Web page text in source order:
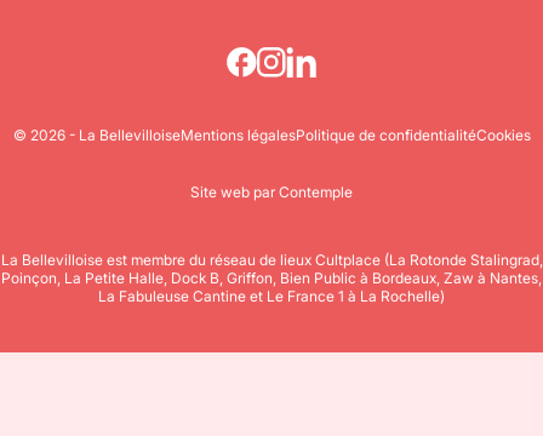
© 2026 - La BellevilloiseMentions légalesPolitique de confidentialitéCookies
Site web par Contemple
La Bellevilloise est membre du réseau de lieux Cultplace (La Rotonde Stalingrad,
Poinçon, La Petite Halle, Dock B, Griffon, Bien Public à Bordeaux, Zaw à Nantes,
La Fabuleuse Cantine et Le France 1 à La Rochelle)